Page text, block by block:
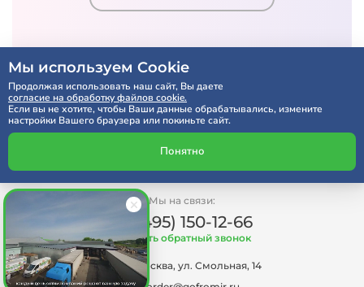
Мы на связи:
+7 (495) 150-12-66
Заказать обратный звонок
г. Москва, ул. Смольная, 14
Мы используем Cookie
Продолжая использовать наш сайт, Вы даете
согласие на обработку файлов cookie.
Если вы не хотите, чтобы Ваши данные обрабатывались, измените
настройки Вашего браузера или покиньте сайт.
Понятно